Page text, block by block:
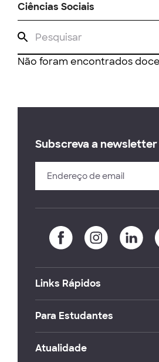
Ciências Sociais
Não foram encontrados
Subscreva a newsletter
Links Rápidos
Para Estudantes
Atualidade